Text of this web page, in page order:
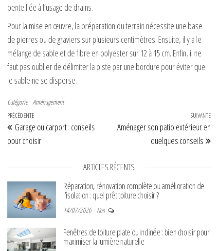
pente liée à l’usage de drains.
Pour la mise en œuvre, la préparation du terrain nécessite une base
de pierres ou de graviers sur plusieurs centimètres. Ensuite, il y a le
mélange de sable et de fibre en polyester sur 12 à 15 cm. Enfin, il ne
faut pas oublier de délimiter la piste par une bordure pour éviter que
le sable ne se disperse.
Catégorie Aménagement
Navigation de l’article
Article précédent
PRÉCÉDENTE
Garage ou carport : conseils
pour choisir
SUIVANTE
Aménager son patio extérieur en
quelques conseils
ARTICLES RÉCENTS
Réparation, rénovation complète ou amélioration de
l’isolation : quel prêt toiture choisir ?
14/07/2026 Non
Fenêtres de toiture plate ou inclinée : bien choisir pour
maximiser la lumière naturelle